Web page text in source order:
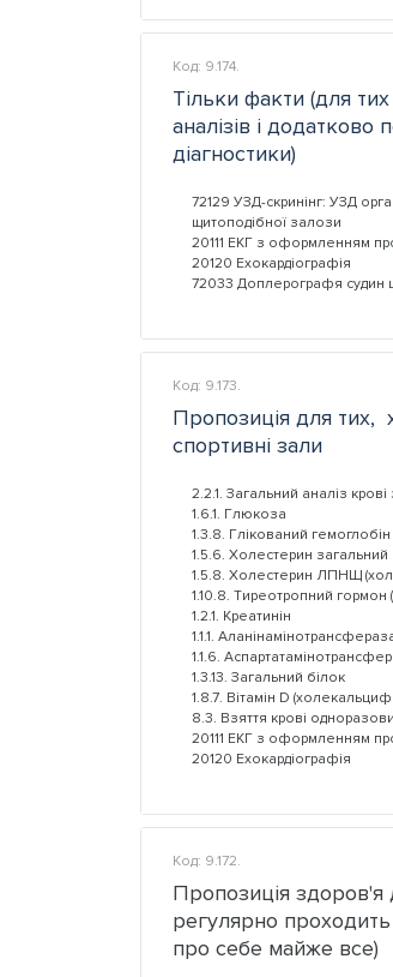
Код: 9.174.
Тільки факти (для
аналізів і додатково
діагностики)
72129 УЗД-скринінг: УЗД
щитоподібної залози
20111 ЕКГ з оформленням
20120 Ехокардіографія
72033 Доплерографя судин
Код: 9.173.
Пропозиція для тих,
спортивні зали
2.2.1. Загальний аналіз
1.6.1. Глюкоза
1.3.8. Глікований гемоглобін
1.5.6. Холестерин загальний
1.5.8. Холестерин ЛПНЩ
1.10.8. Тиреотропний гормон
1.2.1. Креатинін
1.1.1.
1.1.6.
1.3.13. Загальний білок
1.8.7. Вітамін D
8.3. Взяття крові
20111 ЕКГ з оформленням
20120 Ехокардіографія
Код: 9.172.
Пропозиція здоров'я
регулярно проходить
про себе майже все)